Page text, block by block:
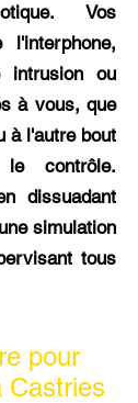
Vos
l'interphone,
intrusion ou
à vous, que
à l'autre bout
contrôle.
dissuadant
simulation
tous
pour
Castries